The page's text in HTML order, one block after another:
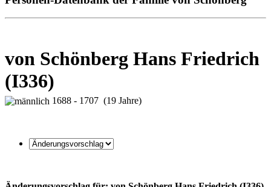
von Schönberg Hans Friedrich
(I336)
1688 - 1707 (19 Jahre)